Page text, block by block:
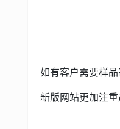
如有客户需要样
新版网站更加注